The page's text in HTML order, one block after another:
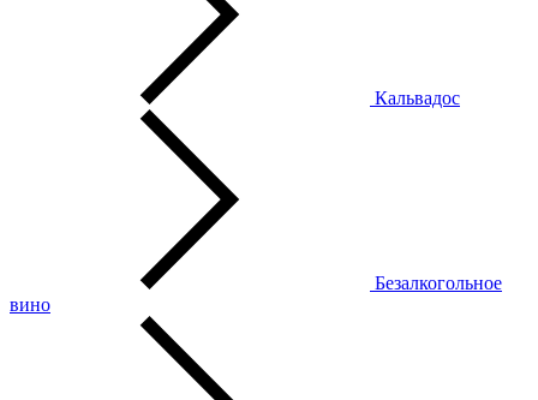
Кальвадос
Безалкогольное
вино